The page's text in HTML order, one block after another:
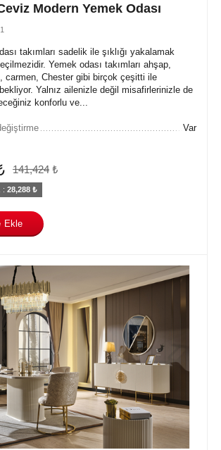
Modern Yemek Odası
takımları sadelik ile şıklığı yakalamak
Yemek odası takımları ahşap,
carmen, Chester gibi birçok çeşitti ile
Yalnız ailenizle değil misafirlerinizle de
konforlu ve...
Var
141,424 ₺
: 28,288 ₺
Ekle